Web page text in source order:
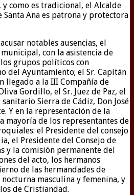
y como es tradicional, el Alcalde
Ana es patrona y protectora
notables ausencias, el
con la asistencia de
grupos políticos con
del Ayuntamiento; el Sr. Capitán
llegado a la III Compañía de
Gordillo, el Sr. Juez de Paz, el
Sierra de Cádiz, Don José
Y en la representación de la
de los representantes de
el Presidente del consejo
el Presidente del Consejo de
y la comisión permanente del
del acto, los hermanos
de las hermandades de
masculina y femenina, y
de Cristiandad.